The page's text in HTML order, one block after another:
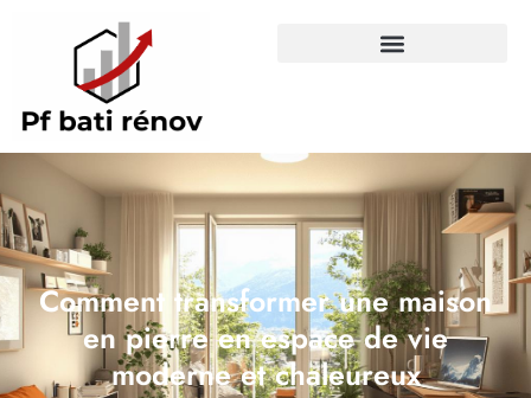
Comment transformer une maison
en pierre en espace de vie
moderne et chaleureux